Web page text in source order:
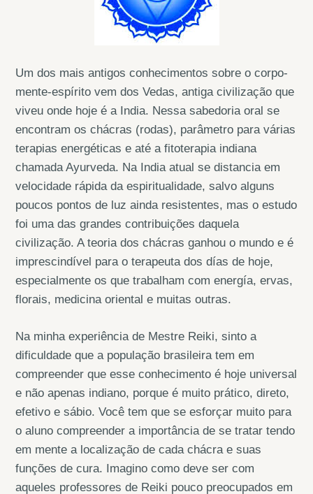
Um dos mais antigos conhecimentos sobre o corpo-
mente-espírito vem dos Vedas, antiga civilização que
viveu onde hoje é a India. Nessa sabedoria oral se
encontram os chácras (rodas), parâmetro para várias
terapias energéticas e até a fitoterapia indiana
chamada Ayurveda. Na India atual se distancia em
velocidade rápida da espiritualidade, salvo alguns
poucos pontos de luz ainda resistentes, mas o estudo
foi uma das grandes contribuições daquela
civilização. A teoria dos chácras ganhou o mundo e é
imprescindível para o terapeuta dos días de hoje,
especialmente os que trabalham com energía, ervas,
florais, medicina oriental e muitas outras.
Na minha experiência de Mestre Reiki, sinto a
dificuldade que a população brasileira tem em
compreender que esse conhecimento é hoje universal
e não apenas indiano, porque é muito prático, direto,
efetivo e sábio. Você tem que se esforçar muito para
o aluno compreender a importância de se tratar tendo
em mente a localização de cada chácra e suas
funções de cura. Imagino como deve ser com
aqueles professores de Reiki pouco preocupados em